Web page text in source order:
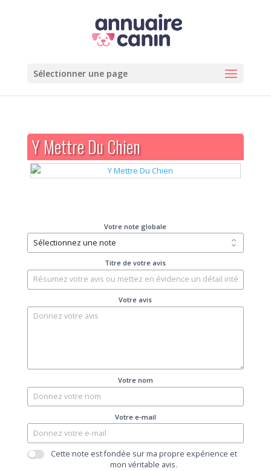
Sélectionner une page
Y Mettre Du Chien
Votre note globale
Titre de votre avis
Votre avis
Votre nom
Votre e-mail
Cette note est fondée sur ma propre expérience et
mon véritable avis.